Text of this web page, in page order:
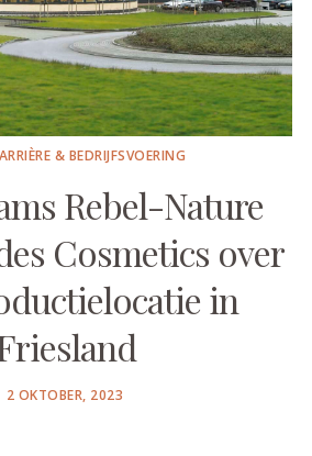
& BEDRIJFSVOERING
Rebel-Nature
Cosmetics over
in
POSTED
2 OKTOBER, 2023